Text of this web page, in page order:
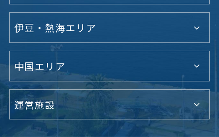
伊豆・熱海エリア
中国エリア
運営施設